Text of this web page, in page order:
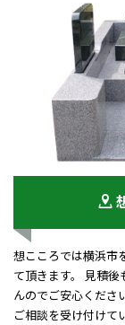
想こころでは横浜市
て頂きます。 見積
んのでご安心くださ
ご相談を受け付けて